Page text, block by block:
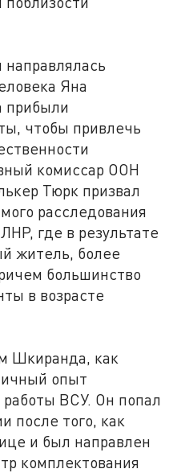
Яна
прибыли
чтобы привлечь
комиссар ООН
Тюрк призвал
расследования
где в результате
житель, более
большинство
в возрасте
Шкиранда, как
опыт
ВСУ. Он попал
после того, как
и был направлен
комплектования